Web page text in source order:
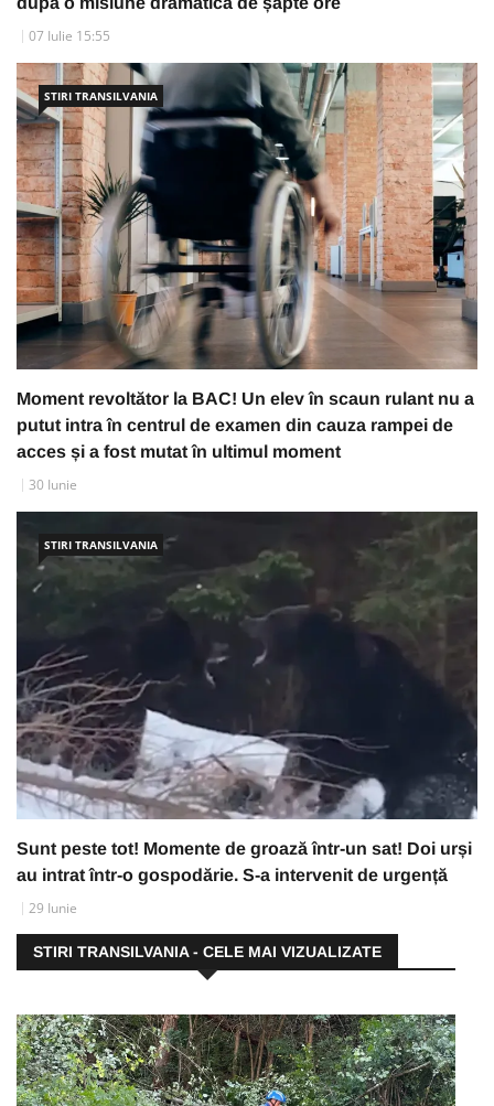
07 Iulie 15:55
STIRI TRANSILVANIA
Moment revoltător la BAC! Un elev în scaun rulant nu a
putut intra în centrul de examen din cauza rampei de
acces și a fost mutat în ultimul moment
30 Iunie
STIRI TRANSILVANIA
Sunt peste tot! Momente de groază într-un sat! Doi urși
au intrat într-o gospodărie. S-a intervenit de urgență
29 Iunie
STIRI TRANSILVANIA - CELE MAI VIZUALIZATE